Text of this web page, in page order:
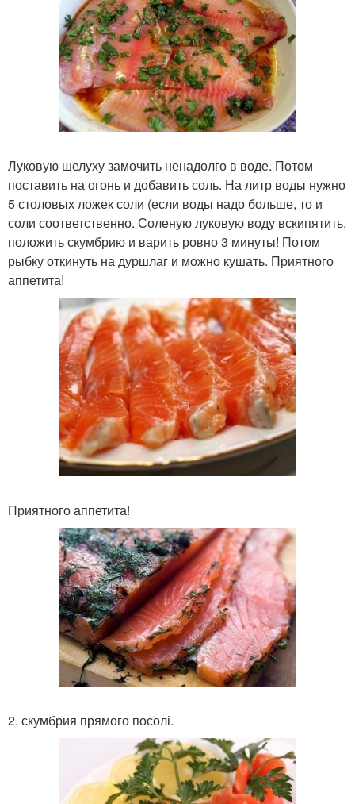
Луковую шелуху замочить ненадолго в воде. Потом
поставить на огонь и добавить соль. На литр воды нужно
5 столовых ложек соли (если воды надо больше, то и
соли соответственно. Соленую луковую воду вскипятить,
положить скумбрию и варить ровно 3 минуты! Потом
рыбку откинуть на дуршлаг и можно кушать. Приятного
аппетита!
Приятного аппетита!
2. скумбрия прямого посолі.